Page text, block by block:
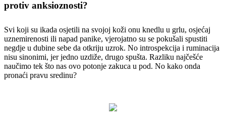
protiv anksioznosti?
Svi koji su ikada osjetili na svojoj koži onu knedlu u grlu, osjećaj
uznemirenosti ili napad panike, vjerojatno su se pokušali spustiti
negdje u dubine sebe da otkriju uzrok. No introspekcija i ruminacija
nisu sinonimi, jer jedno uzdiže, drugo spušta. Razliku najčešće
naučimo tek što nas ovo potonje zakuca u pod. No kako onda
pronaći pravu sredinu?